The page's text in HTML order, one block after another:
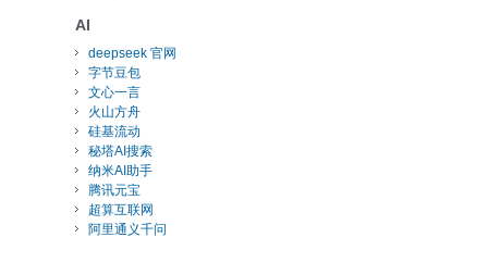
AI
deepseek 官网
字节豆包
文心一言
火山方舟
硅基流动
秘塔AI搜索
纳米AI助手
腾讯元宝
超算互联网
阿里通义千问